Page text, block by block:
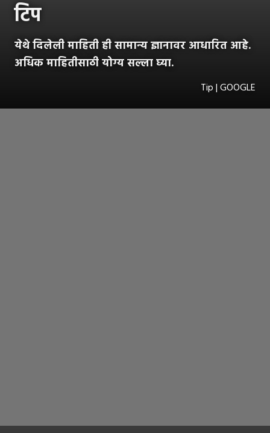
टिप
येथे दिलेली माहिती ही सामान्य ज्ञानावर आधारित आहे.
अधिक माहितीसाठी योग्य सल्ला घ्या.
Tip | GOOGLE